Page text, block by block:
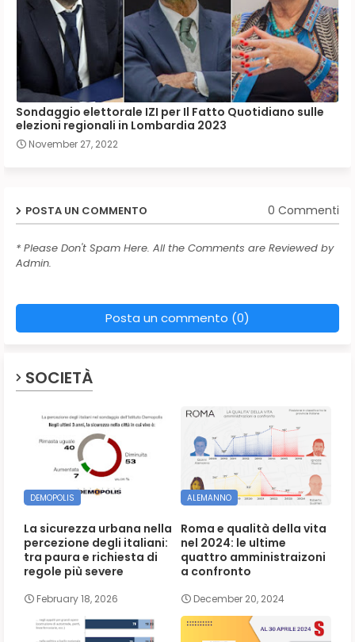
Sondaggio elettorale IZI per Il Fatto Quotidiano sulle
elezioni regionali in Lombardia 2023
November 27, 2022
POSTA UN COMMENTO 0 Commenti
* Please Don't Spam Here. All the Comments are Reviewed by
Admin.
Posta un commento (0)
SOCIETÀ
DEMOPOLIS
La sicurezza urbana nella
percezione degli italiani:
tra paura e richiesta di
regole più severe
February 18, 2026
ALEMANNO
Roma e qualità della vita
nel 2024: le ultime
quattro amministraizoni
a confronto
December 20, 2024